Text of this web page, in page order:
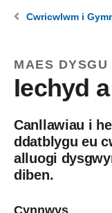
Cwricwlwm i
MAES
Iechyd
Canllawiau i
ddatblygu eu
alluogi
diben.